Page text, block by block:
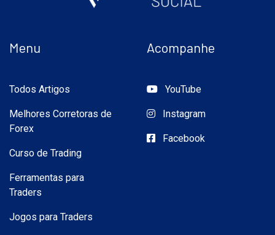
Menu
Todos Artigos
Melhores Corretoras de
Forex
Curso de Trading
Ferramentas para
Traders
Jogos para Traders
Acompanhe
YouTube
Instagram
Facebook